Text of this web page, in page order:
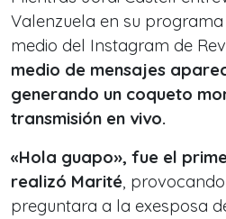
Valenzuela en su
medio del Instagram de
medio de mensajes
generando un coqueto
transmisión en vivo.
«Hola guapo», fue el
realizó Marité,
preguntara a la exesposa